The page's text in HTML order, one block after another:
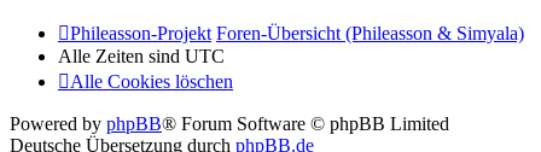
Phileasson-Projekt Foren-Übersicht (Phileasson & Simyala)
Alle Zeiten sind UTC
Alle Cookies löschen
Powered by phpBB® Forum Software © phpBB Limited
Deutsche Übersetzung durch phpBB.de